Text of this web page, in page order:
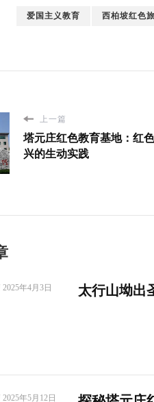
爱国主义教育 西柏坡红色
上一篇
塔元庄红色教育基地：红
兴的生动实践
2025年4月3日 太行山坳出
2025年5月12日